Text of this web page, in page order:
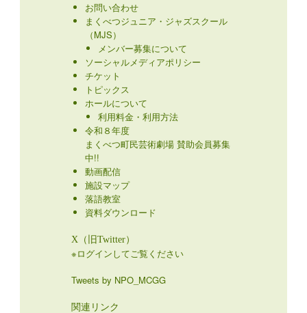
お問い合わせ
まくべつジュニア・ジャズスクール
（MJS）
メンバー募集について
ソーシャルメディアポリシー
チケット
トピックス
ホールについて
利用料金・利用方法
令和８年度
まくべつ町民芸術劇場 賛助会員募集
中!!
動画配信
施設マップ
落語教室
資料ダウンロード
X（旧Twitter）
※ログインしてご覧ください
Tweets by NPO_MCGG
関連リンク